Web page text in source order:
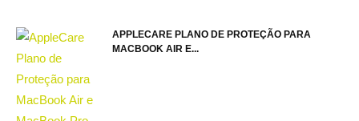
APPLECARE PLANO DE PROTEÇÃO PARA
MACBOOK AIR E...